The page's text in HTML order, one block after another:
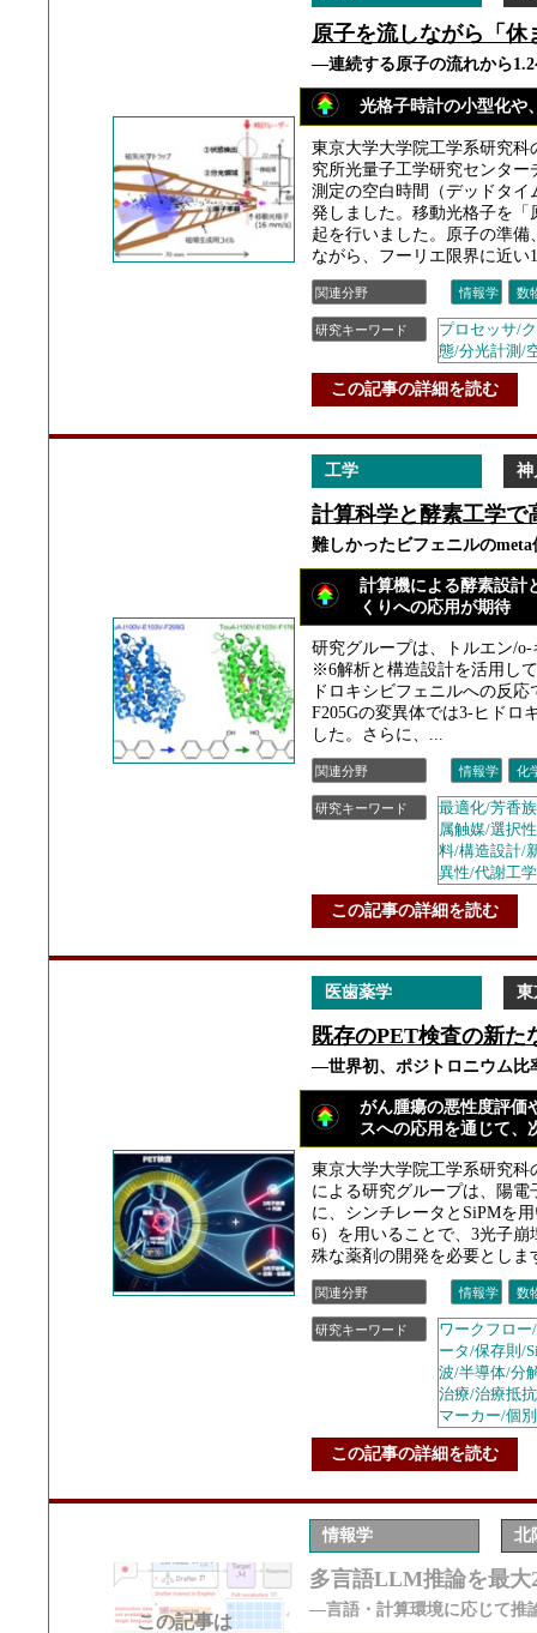
原子を流しながら「
―連続する原子の流れから
光格子時計の小型化や
東京大学大学院工学系研究
究所光量子工学研究センタ
測定の空白時間（デッドタ
発しました。移動光格子を
起を行いました。原子の準
ながら、フーリエ限界に近
関連分野 情報学 数
研究キーワード
プロセッサ/
態/分光計測/
この記事の詳細を読む
工学 神
計算科学と酵素工学で
難しかったビフェニルの
計算機による酵素設計
くりへの応用が期待
研究グループは、トルエン/
※6解析と構造設計を活用し
ドロキシビフェニルへの反
F205Gの変異体では3-ヒドロ
した。さらに、...
関連分野 情報学 化
研究キーワード
最適化/芳香
属触媒/選択
料/構造設計/
異性/代謝工
この記事の詳細を読む
医歯薬学 東
既存のPET検査の新た
―世界初、ポジトロニウム
がん腫瘍の悪性度評価
スへの応用を通じて、
東京大学大学院工学系研究科
による研究グループは、陽
に、シンチレータとSiPMを
6）を用いることで、3光子
殊な薬剤の開発を必要とし
関連分野 情報学 数
研究キーワード
ワークフロ
ータ/保存則/
波/半導体/分
治療/治療抵
マーカー/個
この記事の詳細を読む
この記事は
情報学 北
多言語LLM推論を最大
―言語・計算環境に応じて推